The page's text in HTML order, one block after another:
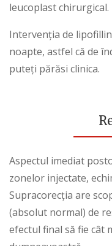
leucoplast chirurgical.
Intervenția de
noapte, astfel că de
puteți părăsi clinica.
Aspectul imediat
zonelor injectate,
Supracorecția are
(absolut normal) de
efectul final să fie cât